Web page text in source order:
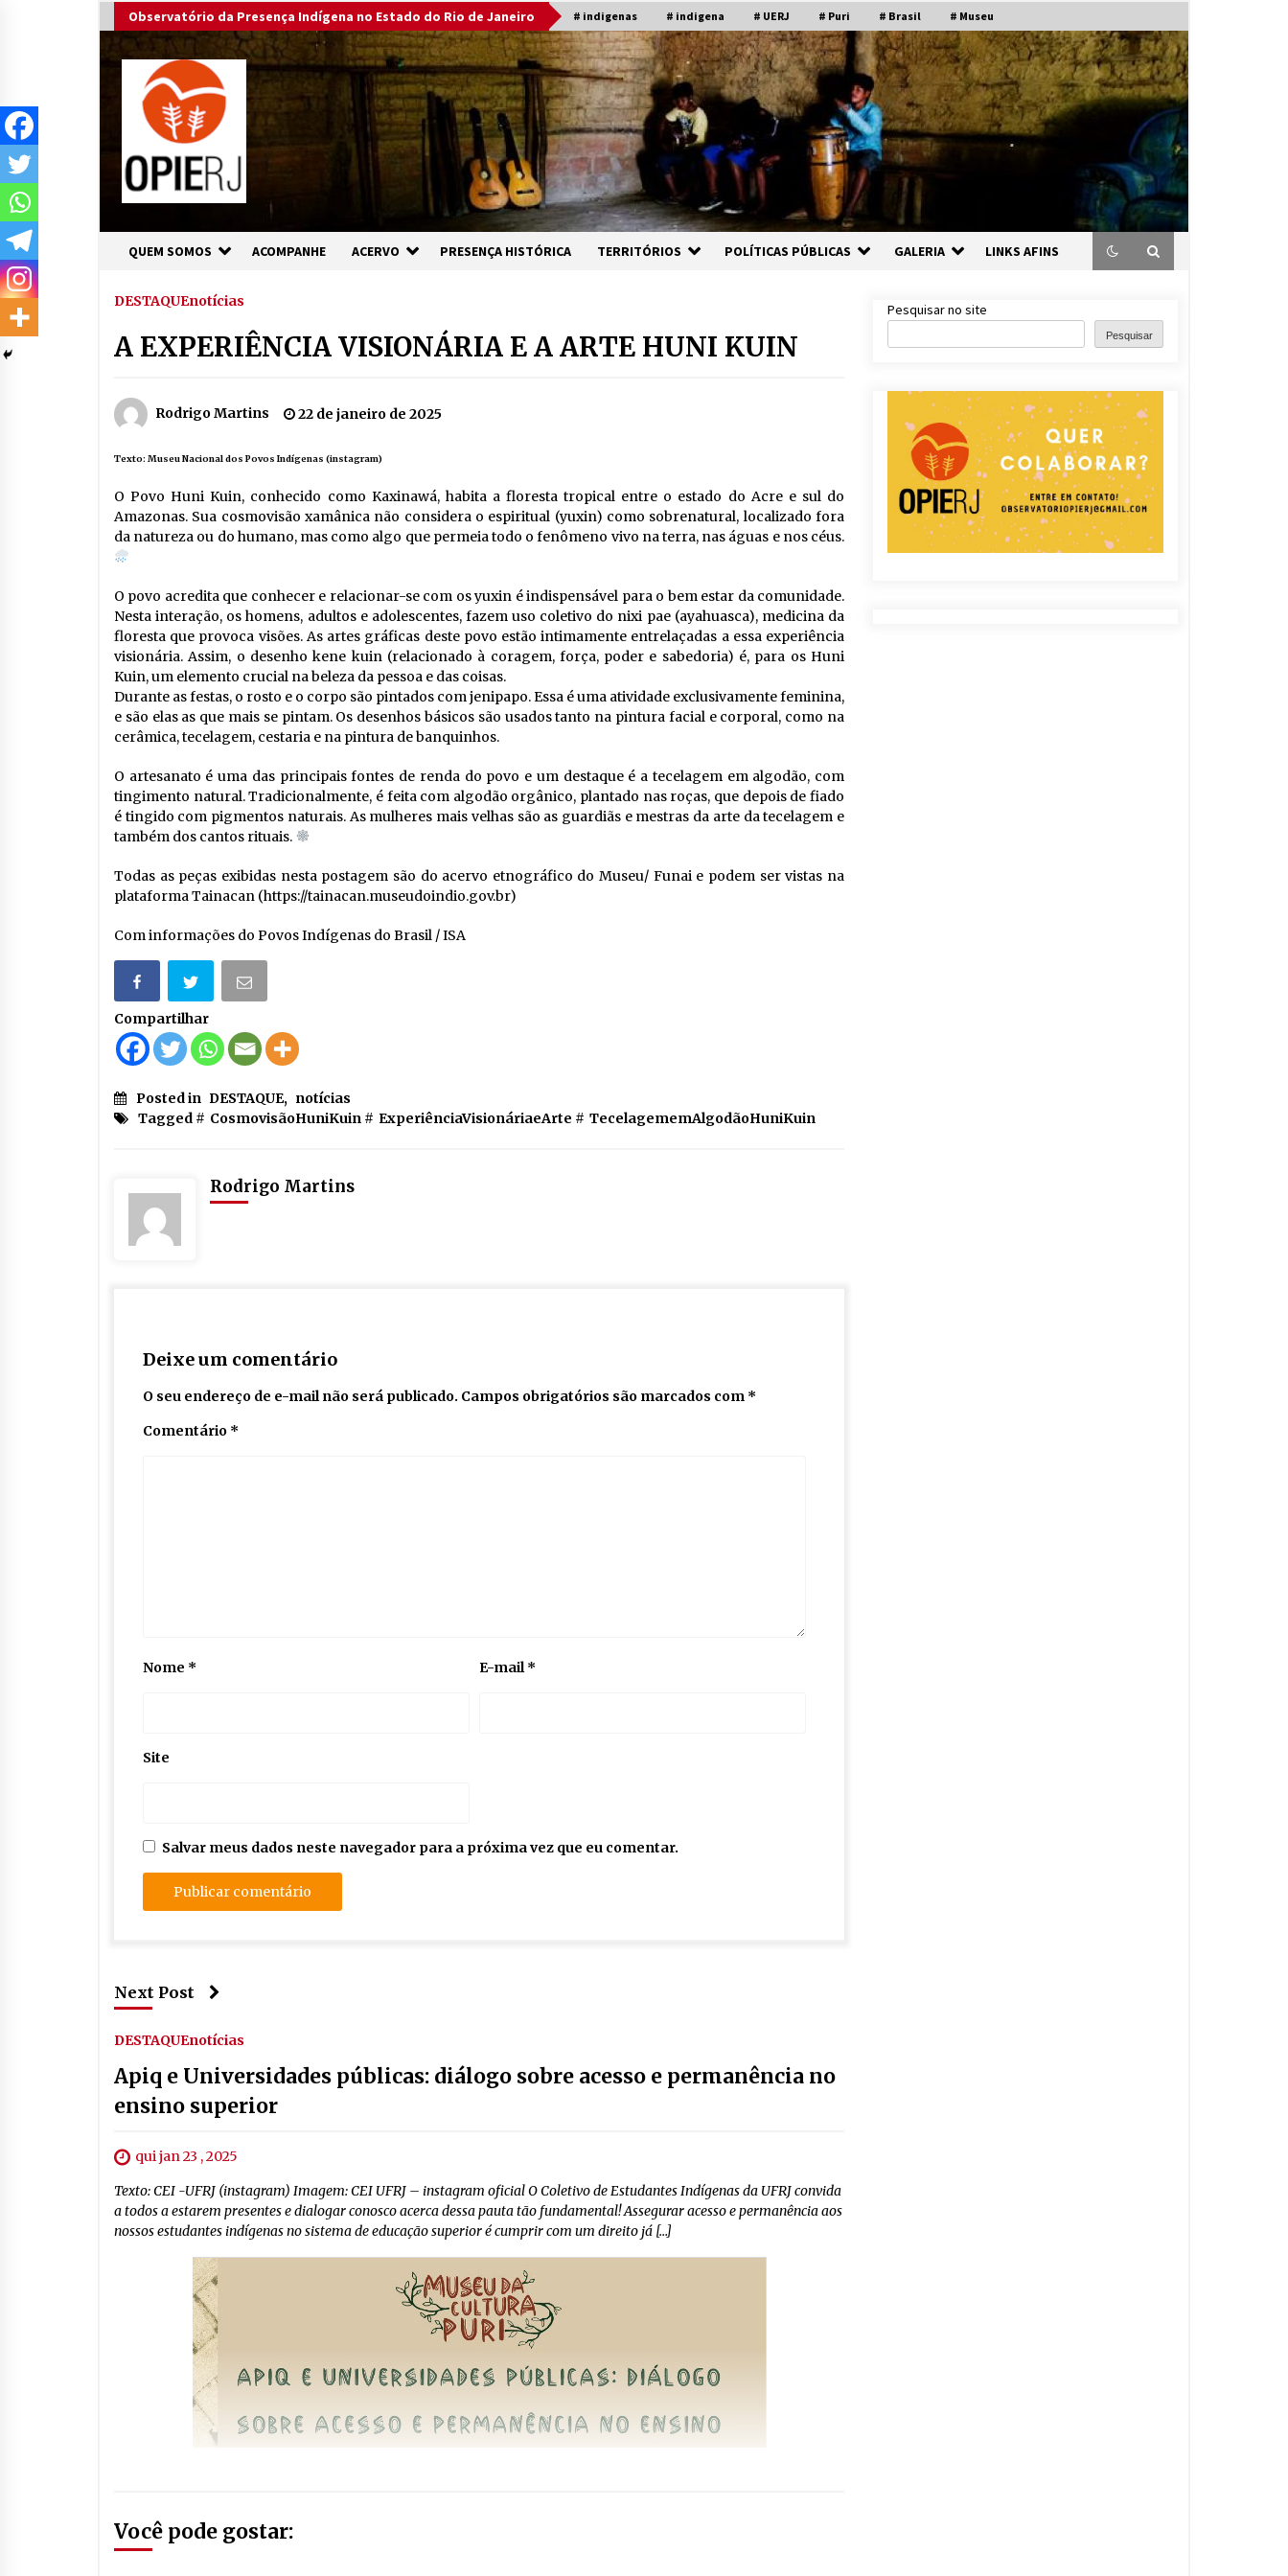
to
content
Observatório da Presença Indígena no Estado do Rio de Janeiro # indigenas # indigena # UERJ # Puri # Brasil # Museu
QUEM SOMOS ACOMPANHE ACERVO PRESENÇA HISTÓRICA TERRITÓRIOS POLÍTICAS PÚBLICAS GALERIA LINKS AFINS
DESTAQUEnotícias
A EXPERIÊNCIA VISIONÁRIA E A ARTE HUNI KUIN
Rodrigo Martins 22 de janeiro de 2025
Texto: Museu Nacional dos Povos Indígenas (instagram)
O Povo Huni Kuin, conhecido como Kaxinawá, habita a floresta tropical entre o estado do Acre e sul do
Amazonas. Sua cosmovisão xamânica não considera o espiritual (yuxin) como sobrenatural, localizado fora
da natureza ou do humano, mas como algo que permeia todo o fenômeno vivo na terra, nas águas e nos céus.
O povo acredita que conhecer e relacionar-se com os yuxin é indispensável para o bem estar da comunidade.
Nesta interação, os homens, adultos e adolescentes, fazem uso coletivo do nixi pae (ayahuasca), medicina da
floresta que provoca visões. As artes gráficas deste povo estão intimamente entrelaçadas a essa experiência
visionária. Assim, o desenho kene kuin (relacionado à coragem, força, poder e sabedoria) é, para os Huni
Kuin, um elemento crucial na beleza da pessoa e das coisas.
Durante as festas, o rosto e o corpo são pintados com jenipapo. Essa é uma atividade exclusivamente feminina,
e são elas as que mais se pintam. Os desenhos básicos são usados tanto na pintura facial e corporal, como na
cerâmica, tecelagem, cestaria e na pintura de banquinhos.
O artesanato é uma das principais fontes de renda do povo e um destaque é a tecelagem em algodão, com
tingimento natural. Tradicionalmente, é feita com algodão orgânico, plantado nas roças, que depois de fiado
é tingido com pigmentos naturais. As mulheres mais velhas são as guardiãs e mestras da arte da tecelagem e
também dos cantos rituais.
Todas as peças exibidas nesta postagem são do acervo etnográfico do Museu/ Funai e podem ser vistas na
plataforma Tainacan (https://tainacan.museudoindio.gov.br)
Com informações do Povos Indígenas do Brasil / ISA
Compartilhar
Posted in DESTAQUE, notícias
Tagged # CosmovisãoHuniKuin # ExperiênciaVisionáriaeArte # TecelagememAlgodãoHuniKuin
Rodrigo Martins
Deixe um comentário
O seu endereço de e-mail não será publicado. Campos obrigatórios são marcados com *
Comentário *
Nome * E-mail*
Site
Salvar meus dados neste navegador para a próxima vez que eu comentar.
Next Post
DESTAQUEnotícias
Apiq e Universidades públicas: diálogo sobre acesso e permanência no
ensino superior
qui jan 23 , 2025
Texto: CEI -UFRJ (instagram) Imagem: CEI UFRJ – instagram oficial O Coletivo de Estudantes Indígenas da UFRJ convida
a todos a estarem presentes e dialogar conosco acerca dessa pauta tão fundamental! Assegurar acesso e permanência aos
nossos estudantes indígenas no sistema de educação superior é cumprir com um direito já […]
Você pode gostar:
Pesquisar no site
Pesquisar